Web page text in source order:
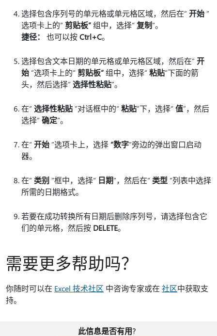
选择包含序列号的单元格或单元格区域，然后在“ 开始 ”
选项卡上的“ 剪贴板”组中，选择“ 复制”。
捷径：
也可以按Ctrl+C。
选择包含文本日期的单元格或单元格区域，然后在“ 开
始 ”选项卡上的“ 剪贴板”组中，选择“ 粘贴”下面的箭
头，然后选择“ 选择性粘贴”。
在“ 选择性粘贴 ”对话框中的“ 粘贴”下，选择“ 值”，然后
选择“ 确定”。
在“ 开始 ”选项卡上，选择“数字”旁边的弹出窗口启动
器。
在“ 类别 ”框中，选择“ 日期”，然后在“ 类型 ”列表中选择
所需的日期格式。
若要在成功转换所有日期后删除序列号，请选择包含它
们的单元格，然后按 DELETE。
需要更多帮助吗？
你随时可以在 Excel 技术社区 中咨询专家或在 社区中获取支
持。
此信息是否有用?